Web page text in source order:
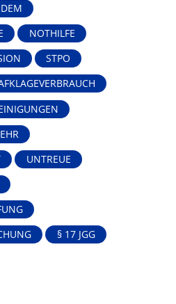
NOTHILFE
STPO
UNTREUE
§ 17 JGG